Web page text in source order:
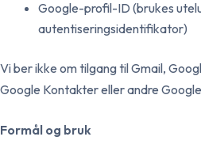
Google-profil-ID (brukes
autentiseringsidentifikator)
Vi ber ikke om tilgang til Gmail,
Google Kontakter eller andre
Formål og bruk